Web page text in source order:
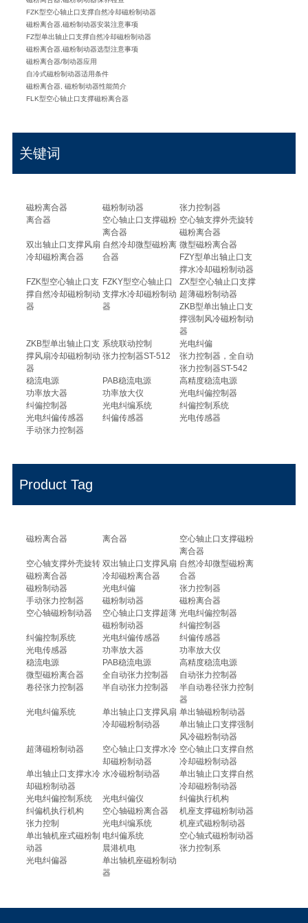
FZK型空心轴止口支撑自然冷却磁粉制动器
磁粉离合器,磁粉制动器安装注意事项
FZ型单出轴止口支撑自然冷却磁粉制动器
磁粉离合器,磁粉制动器选型注意事项
磁粉离合器/制动器应用
自冷式磁粉制动器适用条件
磁粉离合器, 磁粉制动器性能简介
FLK型空心轴止口支撑磁粉离合器
关键词
磁粉离合器 磁粉制动器
张力控制器
离合器
空心轴止口支撑磁粉
离合器
空心轴支撑外壳旋转
磁粉离合器
双出轴止口支撑风扇
冷却磁粉离合器
自然冷却微型磁粉离
合器
微型磁粉离合器
FZY型单出轴止口支
撑水冷却磁粉制动器
FZK型空心轴止口支
撑自然冷却磁粉制动
器
FZKY型空心轴止口
支撑水冷却磁粉制动
器
ZX型空心轴止口支撑
超薄磁粉制动器
ZKB型单出轴止口支
撑强制风冷磁粉制动
器
ZKB型单出轴止口支
撑风扇冷却磁粉制动
器
系统联动控制
光电纠偏
张力控制器ST-512
张力控制器，全自动
张力控制器ST-542
稳流电源
PAB稳流电源
高精度稳流电源
功率放大器
功率放大仪
光电纠偏控制器
纠偏控制器
光电纠编系统
纠偏控制系统
光电纠偏传感器
纠偏传感器
光电传感器
手动张力控制器
Product Tag
磁粉离合器 离合器
空心轴止口支撑磁粉
离合器
空心轴支撑外壳旋转
磁粉离合器
双出轴止口支撑风扇
冷却磁粉离合器
自然冷却微型磁粉离
合器
磁粉制动器
光电纠偏
张力控制器
手动张力控制器
磁粉制动器
磁粉离合器
空心轴磁粉制动器
空心轴止口支撑超薄
磁粉制动器
光电纠偏控制器
纠偏控制器
纠偏控制系统
光电纠偏传感器
纠偏传感器
光电传感器
功率放大器
功率放大仪
稳流电源
PAB稳流电源
高精度稳流电源
微型磁粉离合器
全自动张力控制器
自动张力控制器
卷径张力控制器
半自动张力控制器
半自动卷径张力控制
器
光电纠偏系统
单出轴止口支撑风扇
冷却磁粉制动器
单出轴磁粉制动器
单出轴止口支撑强制
风冷磁粉制动器
超薄磁粉制动器
空心轴止口支撑水冷
却磁粉制动器
空心轴止口支撑自然
冷却磁粉制动器
单出轴止口支撑水冷
却磁粉制动器
水冷磁粉制动器
单出轴止口支撑自然
冷却磁粉制动器
光电纠偏控制系统
光电纠偏仪
纠偏执行机构
纠偏机执行机构
空心轴磁粉离合器
机座支撑磁粉制动器
张力控制
光电纠编系统
机座式磁粉制动器
单出轴机座式磁粉制
动器
电纠偏系统
空心轴式磁粉制动器
晨港机电
张力控制系
光电纠偏器
单出轴机座磁粉制动
器